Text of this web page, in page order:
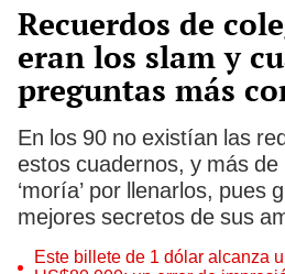
Recuerdos de
eran los slam y
preguntas más
En los 90 no existían las
estos cuadernos, y más
‘moría’ por llenarlos, pues
mejores secretos de sus
Este billete de 1 dólar alcanza